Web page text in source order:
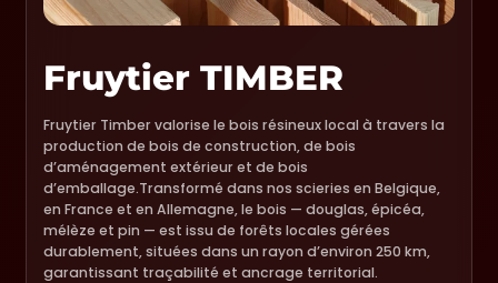
Fruytier TIMBER
Fruytier Timber valorise le bois résineux local à travers la
production de bois de construction, de bois
d’aménagement extérieur et de bois
d’emballage.Transformé dans nos scieries en Belgique,
en France et en Allemagne, le bois — douglas, épicéa,
mélèze et pin — est issu de forêts locales gérées
durablement, situées dans un rayon d’environ 250 km,
garantissant traçabilité et ancrage territorial.